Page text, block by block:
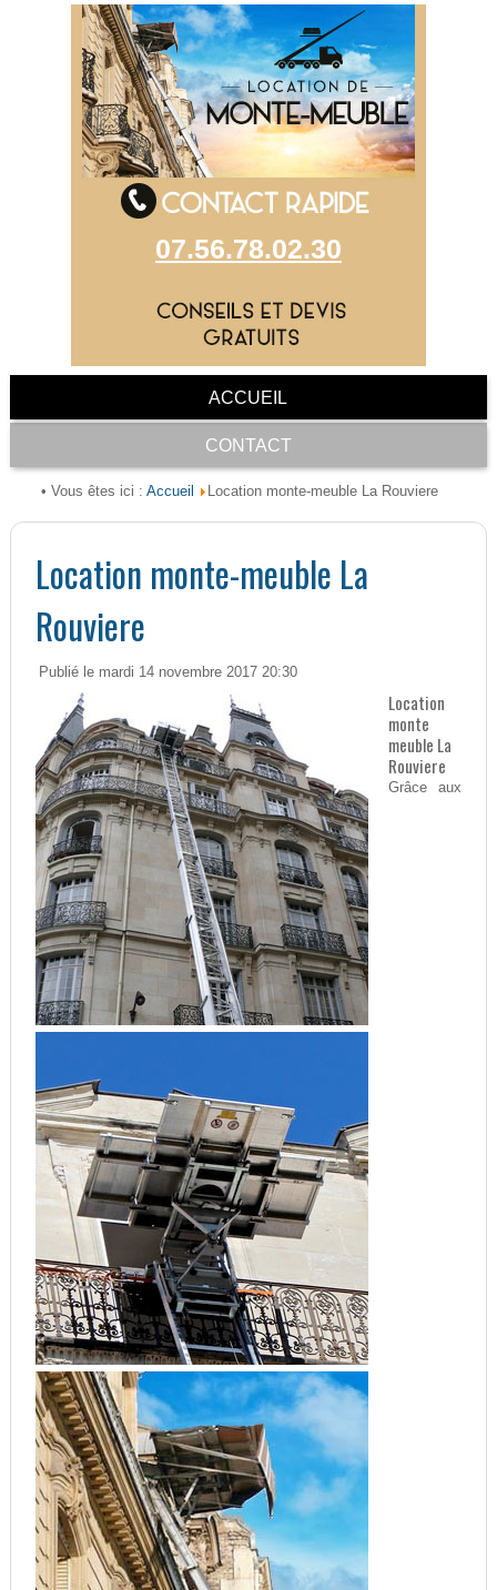
07.56.78.02.30
ACCUEIL
CONTACT
• Vous êtes ici : Accueil Location monte-meuble La Rouviere
Location monte-meuble La
Rouviere
Publié le mardi 14 novembre 2017 20:30
Location
monte
meuble La
Rouviere
Grâce aux